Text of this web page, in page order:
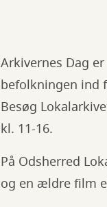
Arkivernes Dag
befolkningen ind
Besøg
kl. 11-16.
På Odsherred
og en ældre film